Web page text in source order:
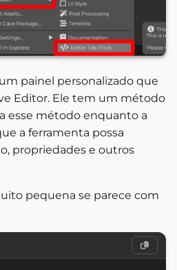
painel personalizado que
Editor. Ele tem um método
esse método enquanto a
a ferramenta possa
propriedades e outros
pequena se parece com